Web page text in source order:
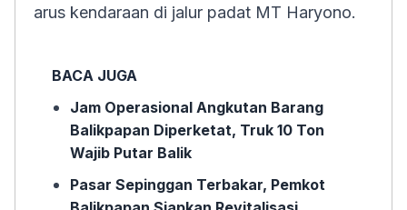
arus kendaraan di jalur padat MT Haryono.
BACA JUGA
Jam Operasional Angkutan Barang
Balikpapan Diperketat, Truk 10 Ton
Wajib Putar Balik
Pasar Sepinggan Terbakar, Pemkot